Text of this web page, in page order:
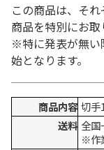
この商品は、そ
商品を特別にお取
※特に発表が無い
始となります。
商品内容 切手
送料 全国
※作